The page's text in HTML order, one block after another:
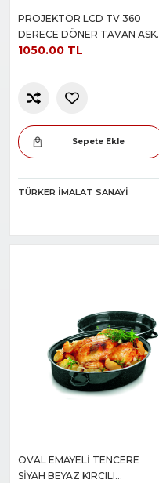
PROJEKTÖR LCD TV 360
DERECE DÖNER TAVAN ASKI
APARATI
1050.00 TL
Sepete Ekle
TÜRKER İMALAT SANAYI
OVAL EMAYELİ TENCERE
SİYAH BEYAZ KIRCILI